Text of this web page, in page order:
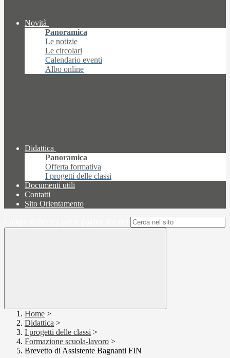
Novità
Panoramica
Le notizie
Le circolari
Calendario eventi
Albo online
Didattica
Panoramica
Offerta formativa
I progetti delle classi
Documenti utili
Contatti
Sito Orientamento
Home >
Didattica >
I progetti delle classi >
Formazione scuola-lavoro >
Brevetto di Assistente Bagnanti FIN